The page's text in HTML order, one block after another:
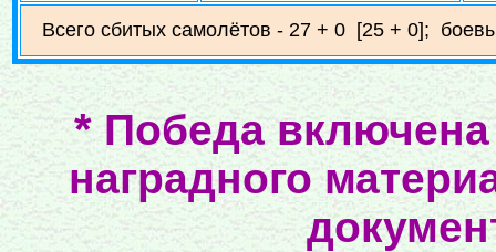
Всего сбитых самолётов - 27 + 0 [25 + 0];
*Победа включена
наградного